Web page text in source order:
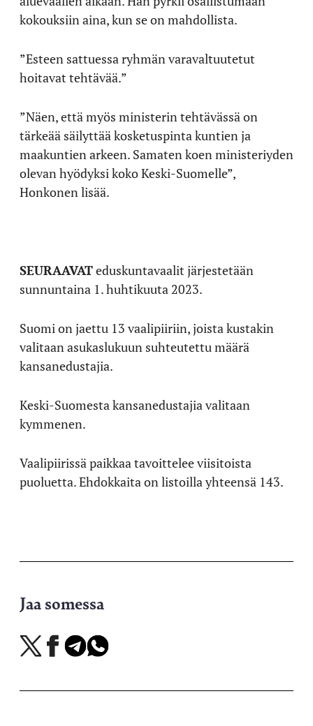
kokouksiin aina, kun se on mahdollista.
”Esteen sattuessa ryhmän varavaltuutetut
hoitavat tehtävää.”
”Näen, että myös ministerin tehtävässä on
tärkeää säilyttää kosketuspinta kuntien ja
maakuntien arkeen. Samaten koen ministeriyden
olevan hyödyksi koko Keski-Suomelle”,
Honkonen lisää.
SEURAAVATeduskuntavaalit järjestetään
sunnuntaina 1. huhtikuuta 2023.
Suomi on jaettu 13 vaalipiiriin, joista kustakin
valitaan asukaslukuun suhteutettu määrä
kansanedustajia.
Keski-Suomesta kansanedustajia valitaan
kymmenen.
Vaalipiirissä paikkaa tavoittelee viisitoista
puoluetta. Ehdokkaita on listoilla yhteensä 143.
Jaa somessa
Jaa
X-
Jaa
Facebookissa
Jaa
Telegramissa
Jaa
WhatsAppissa